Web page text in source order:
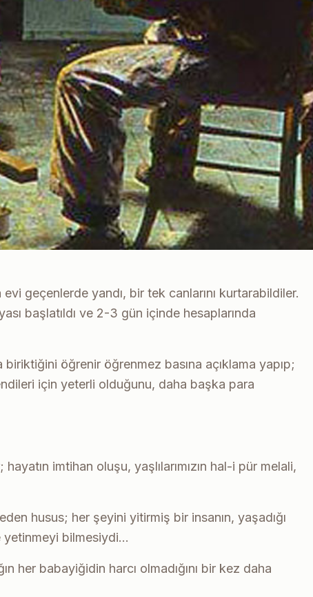
geçenlerde yandı, bir tek canlarını kurtarabildiler.
başlatıldı ve 2-3 gün içinde hesaplarında
öğrenir öğrenmez basına açıklama yapıp;
için yeterli olduğunu, daha başka para
imtihan oluşu, yaşlılarımızın hal-i pür melali,
husus; her şeyini yitirmiş bir insanın, yaşadığı
yetinmeyi bilmesiydi…
her babayiğidin harcı olmadığını bir kez daha